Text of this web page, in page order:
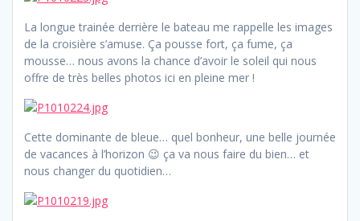
La longue trainée derrière le bateau me rappelle les images
de la croisière s’amuse. Ça pousse fort, ça fume, ça
mousse… nous avons la chance d’avoir le soleil qui nous
offre de très belles photos ici en pleine mer !
Cette dominante de bleue… quel bonheur, une belle journée
de vacances à l’horizon 😉 ça va nous faire du bien… et
nous changer du quotidien…